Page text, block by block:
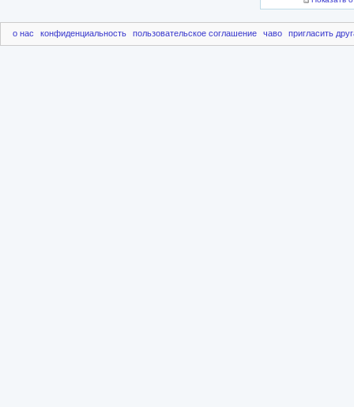
о нас конфиденциальность пользовательское соглашение чаво пригласить